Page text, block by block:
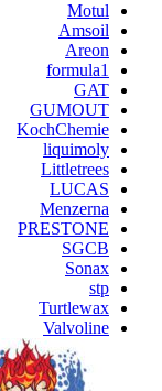
Motul
Amsoil
Areon
formula1
GAT
GUMOUT
KochChemie
liquimoly
Littletrees
LUCAS
Menzerna
PRESTONE
SGCB
Sonax
stp
Turtlewax
Valvoline